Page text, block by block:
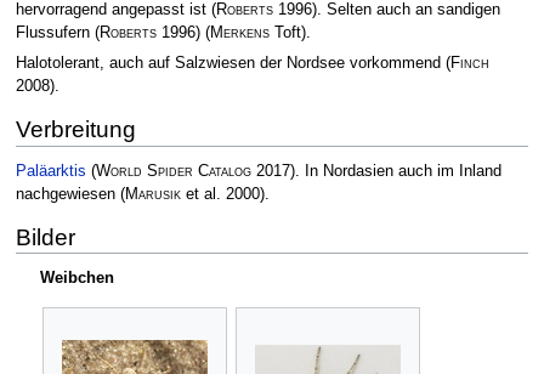
hervorragend angepasst ist (Roberts1996). Selten auch an sandigen
Flussufern (Roberts1996) (MerkensToft).
Halotolerant, auch auf Salzwiesen der Nordsee vorkommend (Finch
2008).
Verbreitung
Paläarktis (World Spider Catalog2017). In Nordasien auch im Inland
nachgewiesen (Marusiket al. 2000).
Bilder
Weibchen